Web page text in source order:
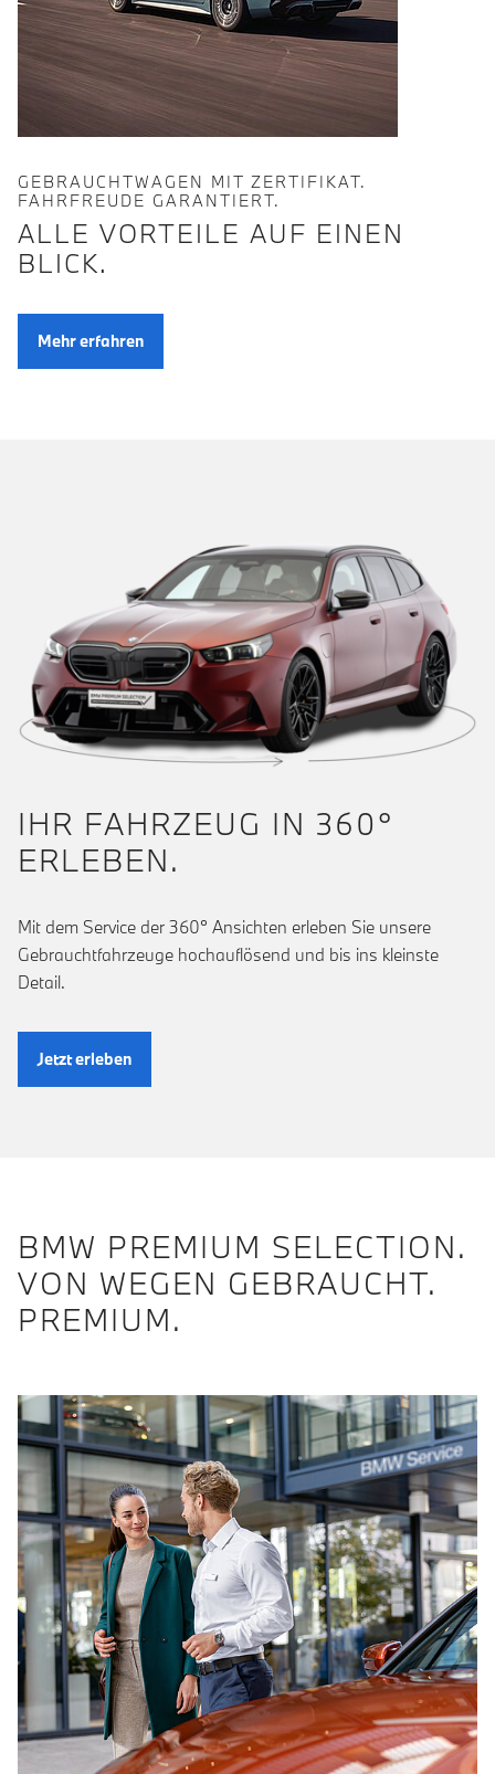
GEBRAUCHTWAGEN MIT ZERTIFIKAT.
FAHRFREUDE GARANTIERT.
ALLE VORTEILE AUF EINEN
BLICK.
Mehr erfahren
IHR FAHRZEUG IN 360°
ERLEBEN.
Mit dem Service der 360° Ansichten erleben Sie unsere
Gebrauchtfahrzeuge hochauflösend und bis ins kleinste
Detail.
Jetzt erleben
BMW PREMIUM SELECTION.
VON WEGEN GEBRAUCHT.
PREMIUM.